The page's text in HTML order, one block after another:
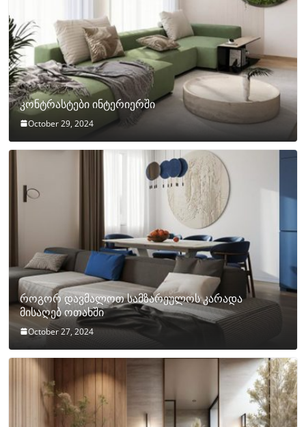
კონტრასტები ინტერიერში
October 29, 2024
როგორ დავმალოთ სამზარეულოს კარადა
მისაღებ ოთახში
October 27, 2024